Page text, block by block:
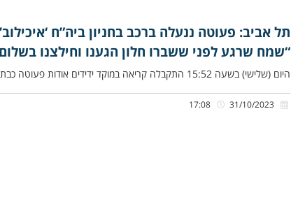
תל אביב: פעוטה ננעלה ברכב בחניון ביה”ח
“שמח שרגע לפני ששברו חלון הגענו וחילצנו
היום (שלישי) בשעה 15:52 התקבלה קריאה במוקד ידידים אודות פעוטה כבת שנתיים שננעלה בשגגה ברכב לעיני אמה בחניון בית החולים